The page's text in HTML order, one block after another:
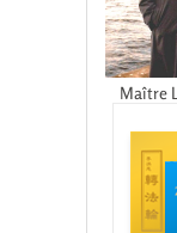
Maître